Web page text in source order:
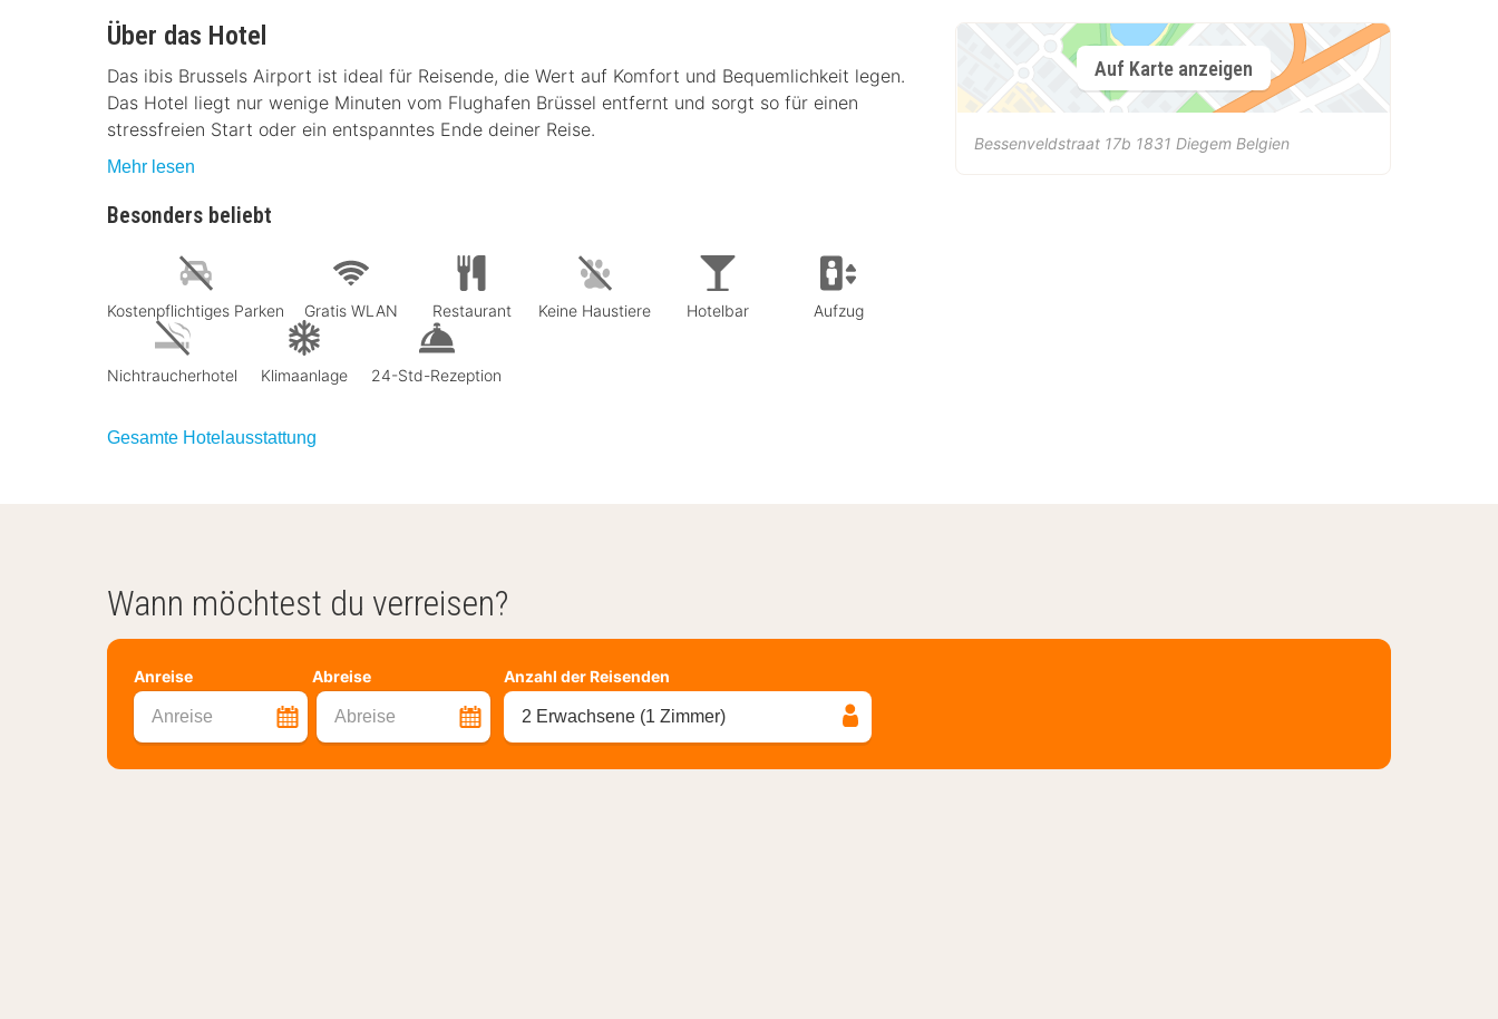
Über das Hotel
Das ibis Brussels Airport ist ideal für Reisende, die Wert auf Komfort und Bequemlichkeit legen.
Das Hotel liegt nur wenige Minuten vom Flughafen Brüssel entfernt und sorgt so für einen
stressfreien Start oder ein entspanntes Ende deiner Reise.
Mehr lesen
Besonders beliebt
Kostenpflichtiges Parken Gratis WLAN Restaurant Keine Haustiere Hotelbar Aufzug
Nichtraucherhotel Klimaanlage 24-Std-Rezeption
Gesamte Hotelausstattung
Auf Karte anzeigen
Bessenveldstraat 17b 1831 Diegem Belgien
Wann möchtest du verreisen?
Anreise Abreise
Anreise Abreise
Anzahl der Reisenden
2 Erwachsene (1 Zimmer)